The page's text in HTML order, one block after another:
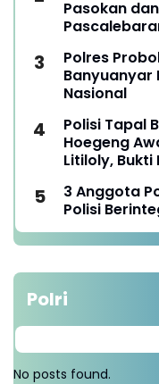
Pasokan
Polres
Banyuanyar
Nasional
Polisi Tapal
Hoegeng
Litiloly,
3 Anggota
Polisi
Polri
No posts found.